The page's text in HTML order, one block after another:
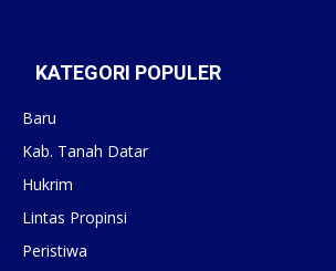
KATEGORI POPULER
Baru
Kab. Tanah Datar
Hukrim
Lintas Propinsi
Peristiwa